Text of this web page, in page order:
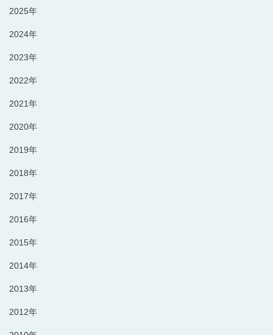
2025年
2024年
2023年
2022年
2021年
2020年
2019年
2018年
2017年
2016年
2015年
2014年
2013年
2012年